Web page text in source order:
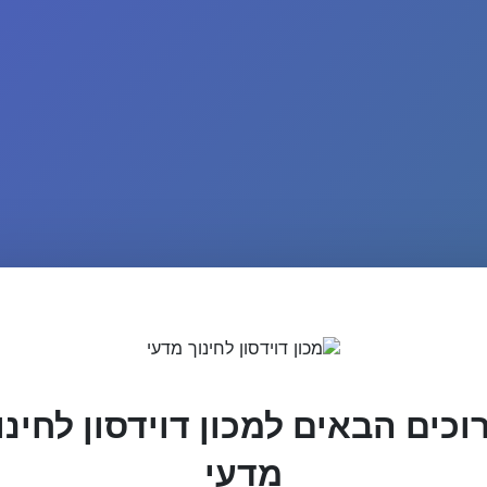
הבאים למכון דוידסון
מדעי